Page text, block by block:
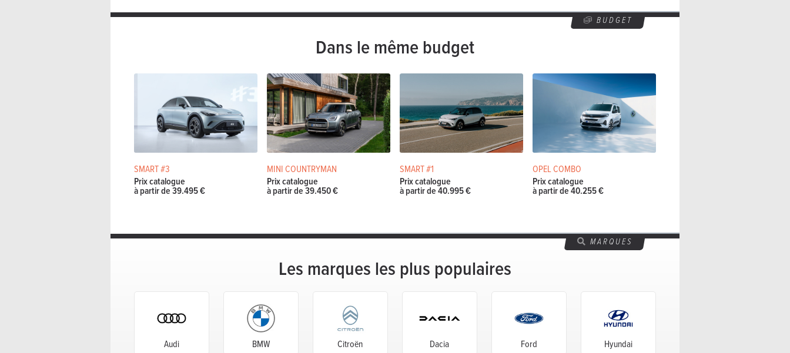
BUDGET
Dans le même budget
SMART #3
Prix catalogue
à partir de 39.495 €
MINI COUNTRYMAN
Prix catalogue
à partir de 39.450 €
SMART #1
Prix catalogue
à partir de 40.995 €
OPEL COMBO
Prix catalogue
à partir de 40.255 €
MARQUES
Les marques les plus populaires
Audi BMW Citroën Dacia Ford Hyundai